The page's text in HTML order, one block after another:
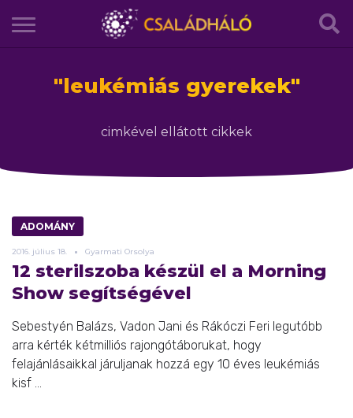
"leukémiás gyerekek"
cimkével ellátott cikkek
ADOMÁNY
2016. július 18. Gyarmati Orsolya
12 sterilszoba készül el a Morning
Show segítségével
Sebestyén Balázs, Vadon Jani és Rákóczi Feri legutóbb
arra kérték kétmilliós rajongótáborukat, hogy
felajánlásaikkal járuljanak hozzá egy 10 éves leukémiás
kisf ...